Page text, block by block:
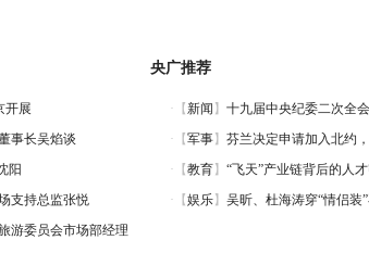
开展
事长吴焰谈
阳
支持总监张悦
游委员会市场部经理
央广推荐